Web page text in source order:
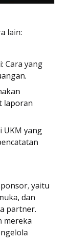
lain:
Cara yang
laporan
UKM yang
yaitu
dan
partner.
mereka